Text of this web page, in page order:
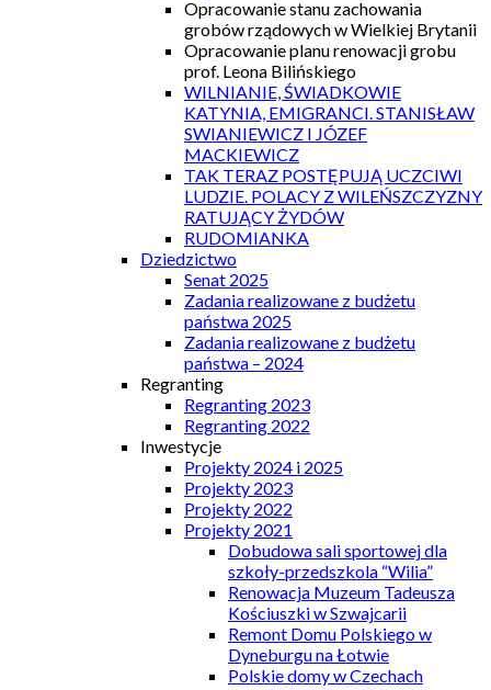
Opracowanie stanu zachowania
grobów rządowych w Wielkiej Brytanii
Opracowanie planu renowacji grobu
prof. Leona Bilińskiego
WILNIANIE, ŚWIADKOWIE
KATYNIA, EMIGRANCI. STANISŁAW
SWIANIEWICZ I JÓZEF
MACKIEWICZ
TAK TERAZ POSTĘPUJĄ UCZCIWI
LUDZIE. POLACY Z WILEŃSZCZYZNY
RATUJĄCY ŻYDÓW
RUDOMIANKA
Dziedzictwo
Senat 2025
Zadania realizowane z budżetu
państwa 2025
Zadania realizowane z budżetu
państwa – 2024
Regranting
Regranting 2023
Regranting 2022
Inwestycje
Projekty 2024 i 2025
Projekty 2023
Projekty 2022
Projekty 2021
Dobudowa sali sportowej dla
szkoły-przedszkola “Wilia”
Renowacja Muzeum Tadeusza
Kościuszki w Szwajcarii
Remont Domu Polskiego w
Dyneburgu na Łotwie
Polskie domy w Czechach